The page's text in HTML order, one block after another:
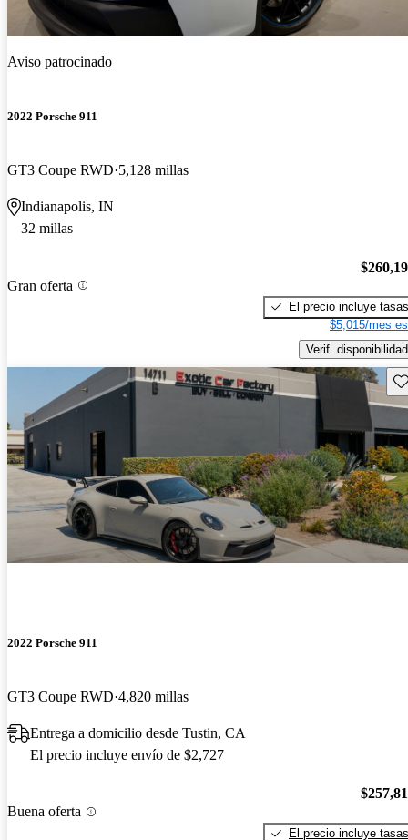
Aviso patrocinado
2022 Porsche 911
GT3 Coupe RWD 5,128 millas
Indianapolis, IN
32 millas
Gran oferta
El precio incluye tasas
$5,015/mes
Verif. disponibilidad
2022 Porsche 911
GT3 Coupe RWD 4,820 millas
Entrega a domicilio desde Tustin, CA
El precio incluye envío de $2,727
Buena oferta
El precio incluye tasas